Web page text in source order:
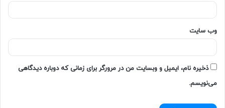
وب‌ سایت
ذخیره نام، ایمیل و وبسایت من در مرورگر برای زمانی که دوباره دیدگاهی
می‌نویسم.